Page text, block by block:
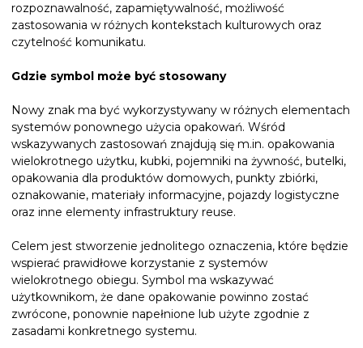
rozpoznawalność, zapamiętywalność, możliwość
zastosowania w różnych kontekstach kulturowych oraz
czytelność komunikatu.
Gdzie symbol może być stosowany
Nowy znak ma być wykorzystywany w różnych elementach
systemów ponownego użycia opakowań. Wśród
wskazywanych zastosowań znajdują się m.in. opakowania
wielokrotnego użytku, kubki, pojemniki na żywność, butelki,
opakowania dla produktów domowych, punkty zbiórki,
oznakowanie, materiały informacyjne, pojazdy logistyczne
oraz inne elementy infrastruktury reuse.
Celem jest stworzenie jednolitego oznaczenia, które będzie
wspierać prawidłowe korzystanie z systemów
wielokrotnego obiegu. Symbol ma wskazywać
użytkownikom, że dane opakowanie powinno zostać
zwrócone, ponownie napełnione lub użyte zgodnie z
zasadami konkretnego systemu.